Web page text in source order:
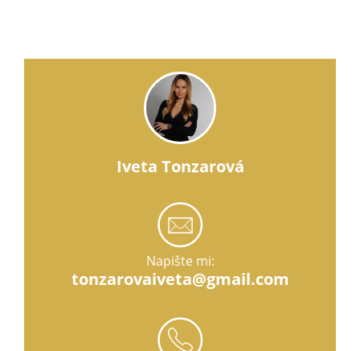
Iveta Tonzarová
Napište mi:
tonzarovaiveta@gmail.com